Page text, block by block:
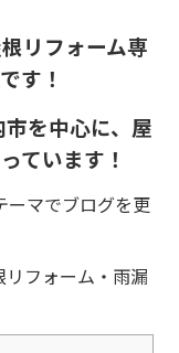
リフォーム専
です！
を中心に、屋
ています！
ーマでブログを更
フォーム・雨漏